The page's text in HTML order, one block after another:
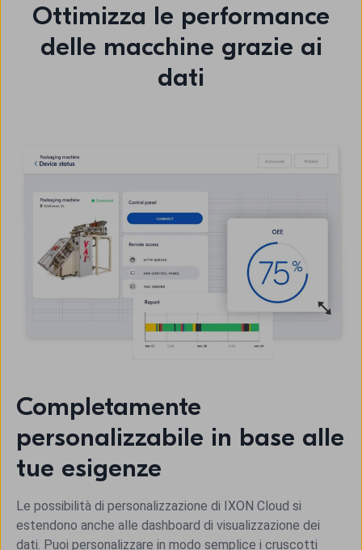
Ottimizza le performance
delle macchine grazie ai
dati
Completamente
personalizzabile in base alle
tue esigenze
Le possibilità di personalizzazione di IXON Cloud si
estendono anche alle dashboard di visualizzazione dei
dati. Puoi personalizzare in modo semplice i cruscotti